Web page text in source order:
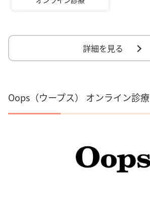
詳細を見る
Oops（ウープス） オンライン診療